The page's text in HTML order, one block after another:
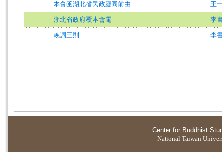
本會函湖北省民政廳同前由 王
湖北省政府覆本會電 李
輓詞三則 李
Center for Buddhist
National Taiwan